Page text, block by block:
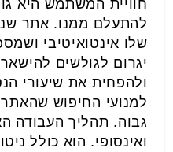
חוויית המשתמש היא
להתעלם ממנו. אתר
שלו אינטואיטיבי
יגרום לגולשים
ולהפחית את שיעורי
למנועי החיפוש שהאתר
גבוה. תהליך העבודה
ואינסופי. הוא כולל